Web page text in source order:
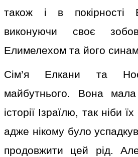
також і в покірності
виконуючи своє
Елимелехом та його
Сім’я Елкани та
майбутнього. Вона
історії Ізраїлю, так ніби
адже нікому було
продовжити цей рід.